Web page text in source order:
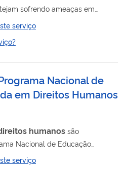
sofrendo ameaças em
defesa desses
de
de ações de proteção
para que as causas
serviço
Nacional de
em Direitos Humanos
humanos são
Nacional de Educação
(PNEC-DH), instituído
serviço